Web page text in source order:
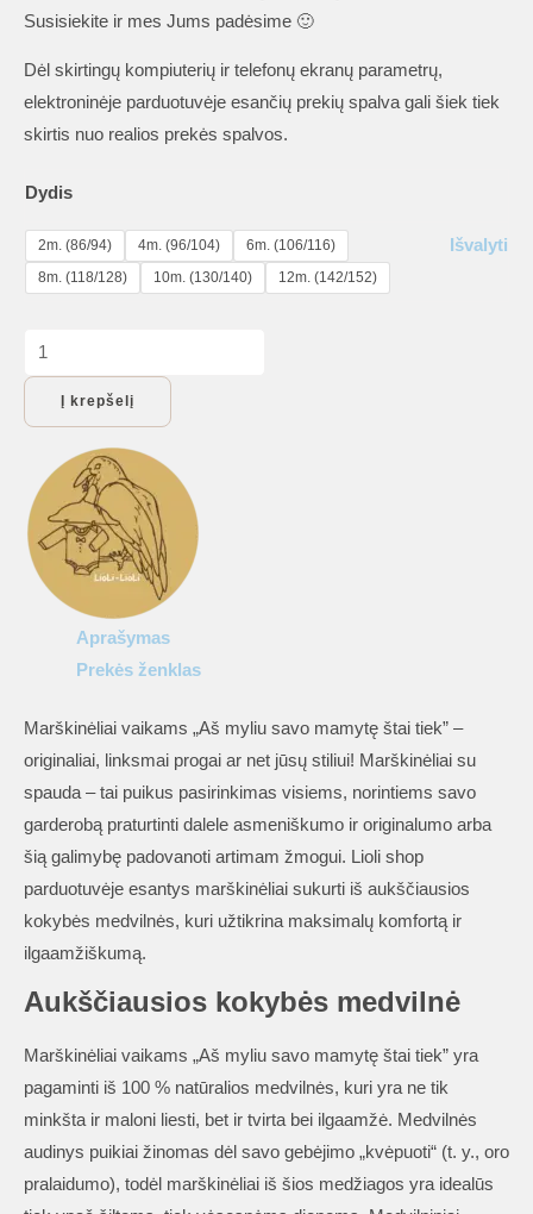
Susisiekite ir mes Jums padėsime 🙂
Dėl skirtingų kompiuterių ir telefonų ekranų parametrų,
elektroninėje parduotuvėje esančių prekių spalva gali šiek tiek
skirtis nuo realios prekės spalvos.
Dydis
2m. (86/94) 4m. (96/104)
6m. (106/116)
8m. (118/128)
10m. (130/140) 12m. (142/152)
Išvalyti
produkto
kiekis:
Marškinėliai
myliu
savo
mamytę
Į krepšelį
Aprašymas
Prekės ženklas
Marškinėliai vaikams „Aš myliu savo mamytę štai tiek” –
originaliai, linksmai progai ar net jūsų stiliui! Marškinėliai su
spauda – tai puikus pasirinkimas visiems, norintiems savo
garderobą praturtinti dalele asmeniškumo ir originalumo arba
šią galimybę padovanoti artimam žmogui. Lioli shop
parduotuvėje esantys marškinėliai sukurti iš aukščiausios
kokybės medvilnės, kuri užtikrina maksimalų komfortą ir
ilgaamžiškumą.
Aukščiausios kokybės medvilnė
Marškinėliai vaikams „Aš myliu savo mamytę štai tiek” yra
pagaminti iš 100 % natūralios medvilnės, kuri yra ne tik
minkšta ir maloni liesti, bet ir tvirta bei ilgaamžė. Medvilnės
audinys puikiai žinomas dėl savo gebėjimo „kvėpuoti“ (t. y., oro
pralaidumo), todėl marškinėliai iš šios medžiagos yra idealūs